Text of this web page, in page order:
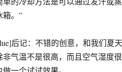
箱。”
后记：不错的创意，和我们夏
非气温不是很高，而且空气湿度